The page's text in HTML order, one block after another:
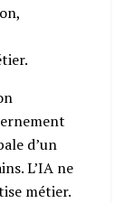
d’un
L’IA ne
métier.